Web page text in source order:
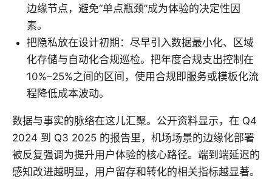
边缘节点，避免“单点瓶颈”成为体验的决定性因
素。
把隐私放在设计初期：尽早引入数据最小化、区域
化存储与自动化合规巡检。把年度合规支出控制在
10%–25%之间的区间，使用合规即服务或模板化流
程降低成本波动。
数据与事实的脉络在这儿汇聚。公开资料显示，在 Q4
2024 到 Q3 2025 的报告里，机场场景的边缘化部署
被反复强调为提升用户体验的核心路径。端到端延迟的
感知改进越明显，用户留存和转化的相关指标越显著。